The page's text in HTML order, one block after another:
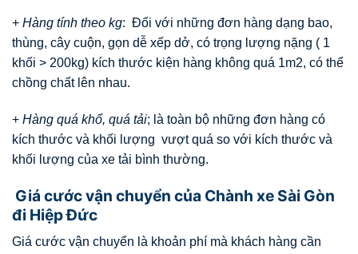
+ Hàng tính theo kg: Đối với những đơn hàng dạng bao,
thùng, cây cuộn, gọn dễ xếp dở, có trọng lượng nặng ( 1
khối > 200kg) kích thước kiện hàng không quá 1m2, có thể
chồng chất lên nhau.
+ Hàng quá khổ, quá tải; là toàn bộ những đơn hàng có
kích thước và khối lượng vượt quá so với kích thước và
khối lượng của xe tải bình thường.
Giá cước vận chuyển của Chành xe Sài Gòn
đi Hiệp Đức
Giá cước vận chuyển là khoản phí mà khách hàng cần